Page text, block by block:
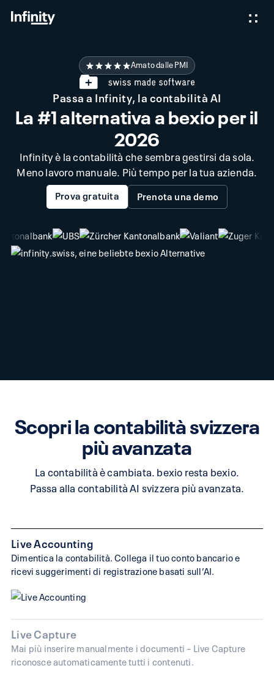
Amato dalle PMI
La #1 alternativa a bexio per il
2026
Passa a Infinity, la contabilità AI
Infinity è la contabilità che sembra gestirsi da sola.
Meno lavoro manuale. Più tempo per la tua azienda.
Prova gratuita Prenota una demo
Scopri la contabilità svizzera
più avanzata
La contabilità è cambiata. bexio resta bexio.
Passa alla contabilità AI svizzera più avanzata.
Live Accounting
Dimentica la contabilità. Collega il tuo conto bancario e
ricevi suggerimenti di registrazione basati sull’AI.
Live Capture
Mai più inserire manualmente i documenti – Live Capture
riconosce automaticamente tutti i contenuti.